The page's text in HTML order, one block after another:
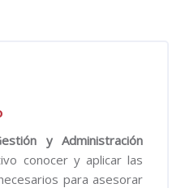
y Administración
conocer y aplicar las
para asesorar